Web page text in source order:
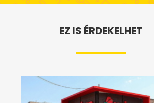
EZ IS ÉRDEKELHET